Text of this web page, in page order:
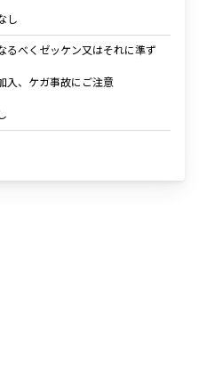
し
るべくゼッケン又はそれに準ず
入、ケガ事故にご注意